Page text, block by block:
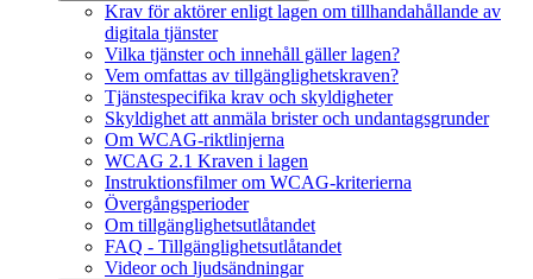
Krav för aktörer enligt lagen om tillhandahållande av
digitala tjänster
Vilka tjänster och innehåll gäller lagen?
Vem omfattas av tillgänglighetskraven?
Tjänstespecifika krav och skyldigheter
Skyldighet att anmäla brister och undantagsgrunder
Om WCAG-riktlinjerna
WCAG 2.1 Kraven i lagen
Instruktionsfilmer om WCAG-kriterierna
Övergångsperioder
Om tillgänglighetsutlåtandet
FAQ - Tillgänglighetsutlåtandet
Videor och ljudsändningar